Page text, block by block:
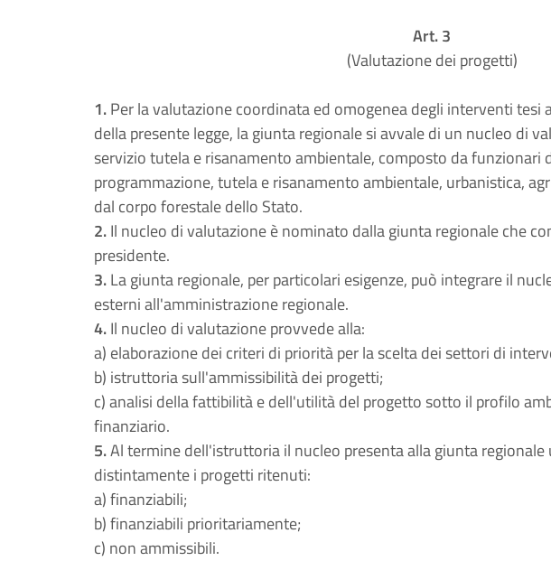
Art. 3
(Valutazione dei progetti)
1.Per la valutazione coordinata ed omogenea degli interventi
della presente legge, la giunta regionale si avvale di un nucleo di
servizio tutela e risanamento ambientale, composto da funzionari
programmazione, tutela e risanamento ambientale, urbanistica,
dal corpo forestale dello Stato.
2.Il nucleo di valutazione è nominato dalla giunta regionale che
presidente.
3.La giunta regionale, per particolari esigenze, può integrare il
esterni all'amministrazione regionale.
4.Il nucleo di valutazione provvede alla:
a) elaborazione dei criteri di priorità per la scelta dei settori di
b) istruttoria sull'ammissibilità dei progetti;
c) analisi della fattibilità e dell'utilità del progetto sotto il profilo
finanziario.
5.Al termine dell'istruttoria il nucleo presenta alla giunta
distintamente i progetti ritenuti:
a) finanziabili;
b) finanziabili prioritariamente;
c) non ammissibili.